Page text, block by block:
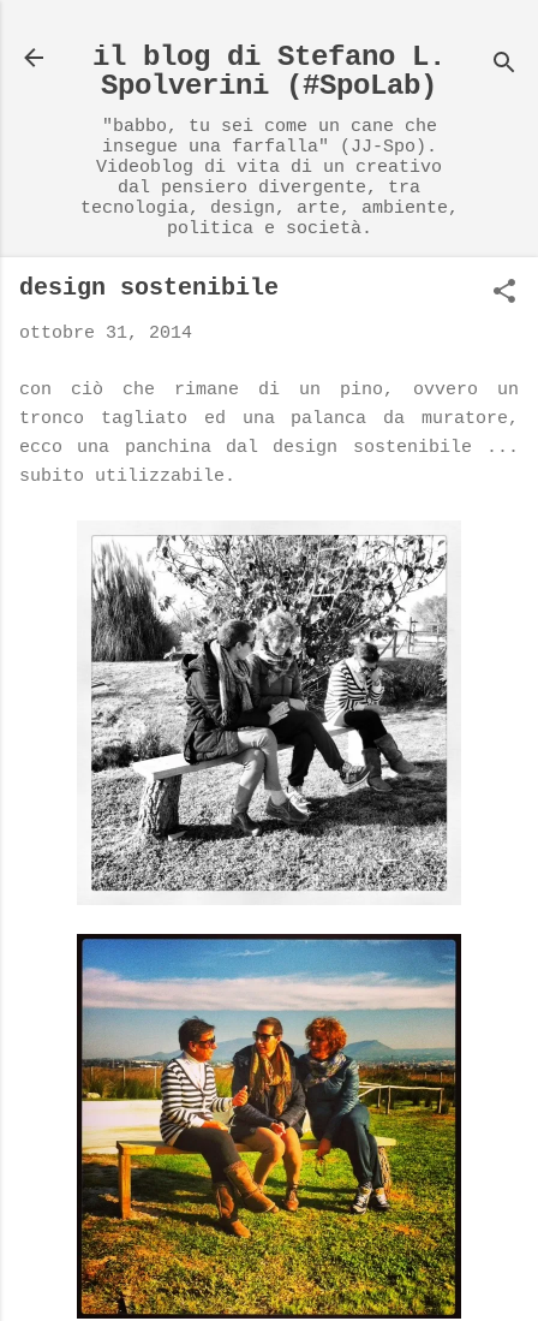
il blog di Stefano L.
Spolverini (#SpoLab)
"babbo, tu sei come un cane che
insegue una farfalla" (JJ-Spo).
Videoblog di vita di un creativo
dal pensiero divergente, tra
tecnologia, design, arte, ambiente,
politica e società.
design sostenibile
ottobre 31, 2014
con ciò che rimane di un pino, ovvero un
tronco tagliato ed una palanca da muratore,
ecco una panchina dal design sostenibile ...
subito utilizzabile.